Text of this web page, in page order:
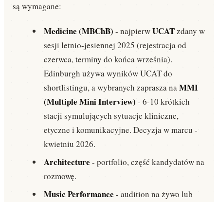
są wymagane:
Medicine (MBChB) - najpierwUCATzdany w
sesji letnio-jesiennej 2025 (rejestracja od
czerwca, terminy do końca września).
Edinburgh używa wyników UCAT do
shortlistingu, a wybranych zaprasza naMMI
(Multiple Mini Interview) - 6-10 krótkich
stacji symulujących sytuacje kliniczne,
etyczne i komunikacyjne. Decyzja w marcu -
kwietniu 2026.
Architecture - portfolio, część kandydatów na
rozmowę.
Music Performance - audition na żywo lub